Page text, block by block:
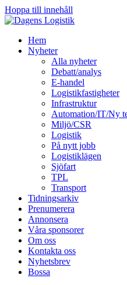
Hoppa till innehåll
Hem
Nyheter
Alla nyheter
Debatt/analys
E-handel
Logistikfastigheter
Infrastruktur
Automation/IT/Ny
Miljö/CSR
Logistik
På nytt jobb
Logistiklägen
Sjöfart
TPL
Transport
Tidningsarkiv
Prenumerera
Annonsera
Våra sponsorer
Om oss
Kontakta oss
Nyhetsbrev
Bossa